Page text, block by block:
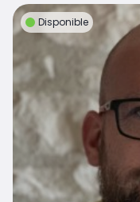
Disponible